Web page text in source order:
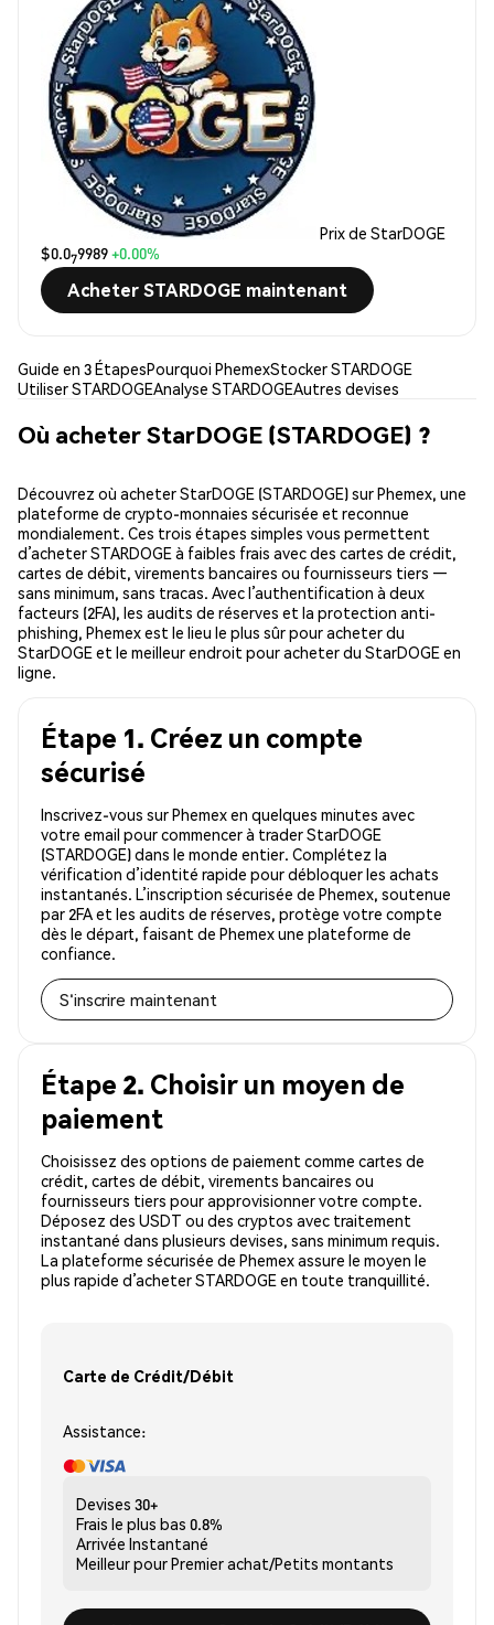
Prix de StarDOGE
$0.079989+0.00%
Acheter STARDOGE maintenant
Guide en 3 ÉtapesPourquoi PhemexStocker STARDOGE
Utiliser STARDOGEAnalyse STARDOGEAutres devises
Où acheter StarDOGE (STARDOGE) ?
Découvrez où acheter StarDOGE (STARDOGE) sur Phemex, une
plateforme de crypto-monnaies sécurisée et reconnue
mondialement. Ces trois étapes simples vous permettent
d’acheter STARDOGE à faibles frais avec des cartes de crédit,
cartes de débit, virements bancaires ou fournisseurs tiers —
sans minimum, sans tracas. Avec l’authentification à deux
facteurs (2FA), les audits de réserves et la protection anti-
phishing, Phemex est le lieu le plus sûr pour acheter du
StarDOGE et le meilleur endroit pour acheter du StarDOGE en
ligne.
Étape 1. Créez un compte
sécurisé
Inscrivez-vous sur Phemex en quelques minutes avec
votre email pour commencer à trader StarDOGE
(STARDOGE) dans le monde entier. Complétez la
vérification d’identité rapide pour débloquer les achats
instantanés. L’inscription sécurisée de Phemex, soutenue
par 2FA et les audits de réserves, protège votre compte
dès le départ, faisant de Phemex une plateforme de
confiance.
S'inscrire maintenant
Étape 2. Choisir un moyen de
paiement
Choisissez des options de paiement comme cartes de
crédit, cartes de débit, virements bancaires ou
fournisseurs tiers pour approvisionner votre compte.
Déposez des USDT ou des cryptos avec traitement
instantané dans plusieurs devises, sans minimum requis.
La plateforme sécurisée de Phemex assure le moyen le
plus rapide d’acheter STARDOGE en toute tranquillité.
Carte de Crédit/Débit
Assistance:
Devises 30+
Frais le plus bas 0.8%
Arrivée Instantané
Meilleur pourPremier achat/Petits montants